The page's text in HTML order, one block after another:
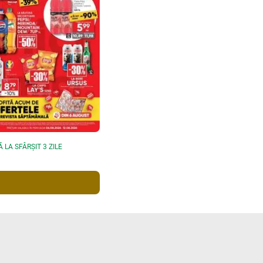
LA SFÂRȘIT 3 ZILE